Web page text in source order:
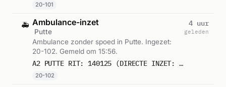
20-101
🚑 Ambulance-inzet
Putte
Ambulance zonder spoed in Putte. Ingezet:
20-102. Gemeld om 15:56.
A2 PUTTE RIT: 140125 (DIRECTE INZET: JA)
20-102
4 uur
geleden